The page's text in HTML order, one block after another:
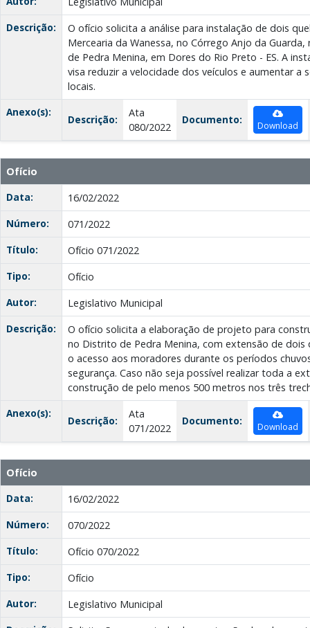
Descrição:
O ofício solicita a análise para instalação de dois
Mercearia da Wanessa, no Córrego Anjo da Guarda,
de Pedra Menina, em Dores do Rio Preto - ES. A
visa reduzir a velocidade dos veículos e aumentar a
locais.
Anexo(s):
Descrição:
Ata
080/2022
Documento: Download
Ofício
Data:
16/02/2022
Número:
071/2022
Título:
Ofício 071/2022
Tipo:
Ofício
Autor:
Legislativo Municipal
Descrição:
O ofício solicita a elaboração de projeto para
no Distrito de Pedra Menina, com extensão de
o acesso aos moradores durante os períodos
segurança. Caso não seja possível realizar toda a
construção de pelo menos 500 metros nos três
Anexo(s):
Descrição:
Ata
071/2022
Documento: Download
Ofício
Data:
16/02/2022
Número:
070/2022
Título:
Ofício 070/2022
Tipo:
Ofício
Autor:
Legislativo Municipal